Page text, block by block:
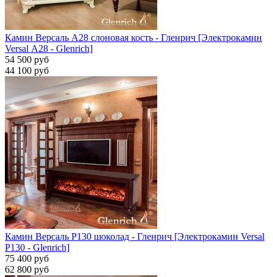
Камин Версаль A28 слоновая кость - Гленрич [Электрокамин
Versal А28 - Glenrich]
54 500 руб
44 100 руб
Камин Версаль P130 шоколад - Гленрич [Электрокамин Versal
P130 - Glenrich]
75 400 руб
62 800 руб